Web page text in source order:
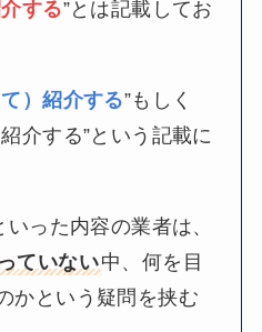
する”とは記載してお
）紹介する”もしく
介する”という記載に
った内容の業者は、
ていない中、何を目
かという疑問を挟む